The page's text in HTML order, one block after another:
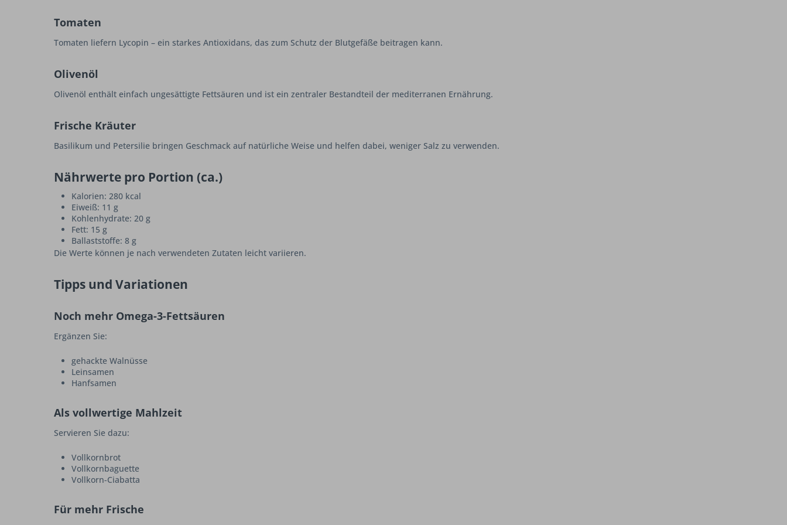
Tomaten
Tomaten liefern Lycopin – ein starkes Antioxidans, das zum Schutz der Blutgefäße beitragen kann.
Olivenöl
Olivenöl enthält einfach ungesättigte Fettsäuren und ist ein zentraler Bestandteil der mediterranen Ernährung.
Frische Kräuter
Basilikum und Petersilie bringen Geschmack auf natürliche Weise und helfen dabei, weniger Salz zu verwenden.
Nährwerte pro Portion (ca.)
Kalorien: 280 kcal
Eiweiß: 11 g
Kohlenhydrate: 20 g
Fett: 15 g
Ballaststoffe: 8 g
Die Werte können je nach verwendeten Zutaten leicht variieren.
Tipps und Variationen
Noch mehr Omega-3-Fettsäuren
Ergänzen Sie:
gehackte Walnüsse
Leinsamen
Hanfsamen
Als vollwertige Mahlzeit
Servieren Sie dazu:
Vollkornbrot
Vollkornbaguette
Vollkorn-Ciabatta
Für mehr Frische